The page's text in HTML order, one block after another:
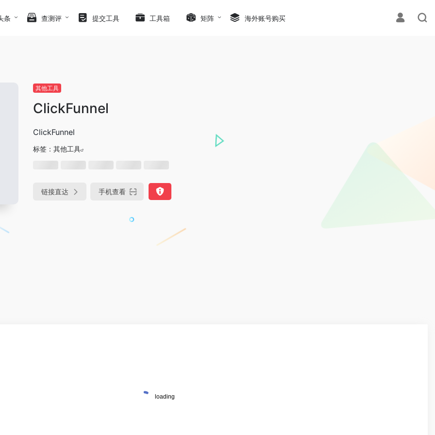
条 查测评 提交工具 工具箱 矩阵 海外账号购买
其他工具
ClickFunnel
ClickFunnel
标签： 其他工具
链接直达 手机查看